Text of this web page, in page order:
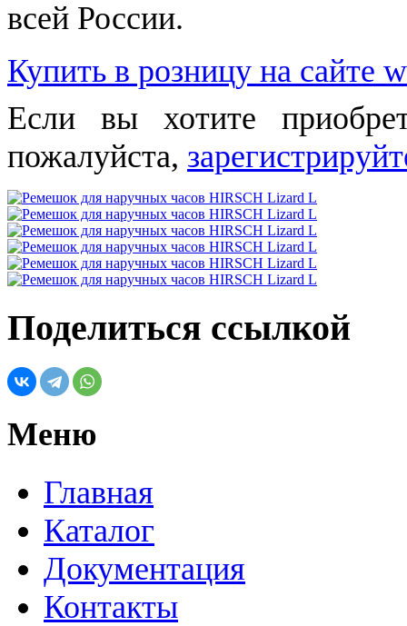
всей России.
Купить в розницу на сайте
Если вы хотите
пожалуйста,
Поделиться ссылкой
Меню
Главная
Каталог
Документация
Контакты